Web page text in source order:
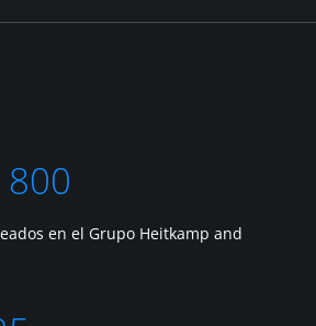
en el Grupo Heitkamp and